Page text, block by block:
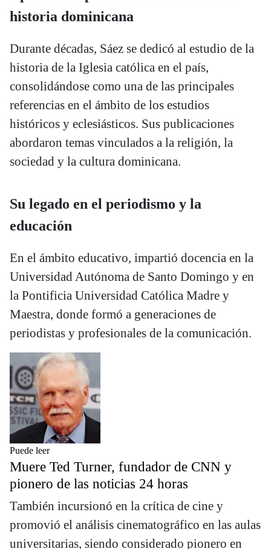
historia dominicana
Durante décadas, Sáez se dedicó al estudio de la
historia de la Iglesia católica en el país,
consolidándose como una de las principales
referencias en el ámbito de los estudios
históricos y eclesiásticos. Sus publicaciones
abordaron temas vinculados a la religión, la
sociedad y la cultura dominicana.
Su legado en el periodismo y la
educación
En el ámbito educativo, impartió docencia en la
Universidad Autónoma de Santo Domingo y en
la Pontificia Universidad Católica Madre y
Maestra, donde formó a generaciones de
periodistas y profesionales de la comunicación.
Puede leer
Muere Ted Turner, fundador de CNN y
pionero de las noticias 24 horas
También incursionó en la crítica de cine y
promovió el análisis cinematográfico en las aulas
universitarias, siendo considerado pionero en